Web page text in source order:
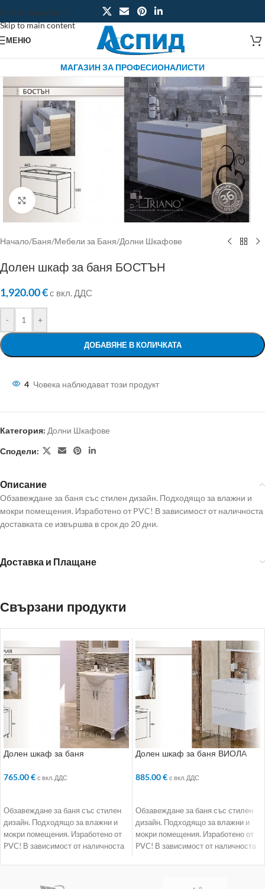
Skip to navigation
Skip to main content
МЕНЮ
МАГАЗИН ЗА ПРОФЕСИОНАЛИСТИ
Click to enlarge
Начало/Баня/Мебели за Баня/Долни Шкафове
Долен шкаф за баня БОСТЪН
1,920.00€с вкл. ДДС
- +
ДОБАВЯНЕ В КОЛИЧКАТА
4 Човека наблюдават този продукт
Категория: Долни Шкафове
Сподели:
Описание
Обзавеждане за баня със стилен дизайн. Подходящо за влажни и
мокри помещения. Изработено от PVC! В зависимост от наличноста
доставката се извършва в срок до 20 дни.
Доставка и Плащане
Свързани продукти
Долен шкаф за баня
765.00€ с вкл. ДДС
Обзавеждане за баня със стилен
дизайн. Подходящо за влажни и
мокри помещения. Изработено от
PVC! В зависимост от наличноста
Долен шкаф за баня ВИОЛА
885.00€ с вкл. ДДС
Обзавеждане за баня със стилен
дизайн. Подходящо за влажни и
мокри помещения. Изработено от
PVC! В зависимост от наличноста